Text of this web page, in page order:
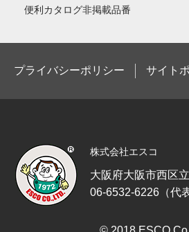
便利カタログ非掲載品番
プライバシーポリシー サイト
株式会社エスコ
大阪府大阪市西区
06-6532-6226（代